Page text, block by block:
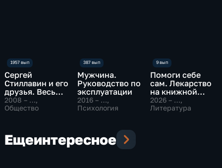
Сергей
Стиллавин и его
друзья. Весь
эфир
2008 – …,
Общество
Мужчина.
Руководство по
эксплуатации
2016 – …,
Психология
Помоги себе
сам. Лекарство
на книжной
полке
2026 – …,
Литература
Ещеинтересное